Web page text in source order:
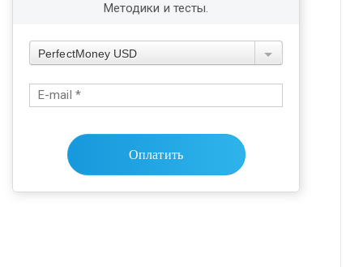
Методики и тесты.
PerfectMoney USD